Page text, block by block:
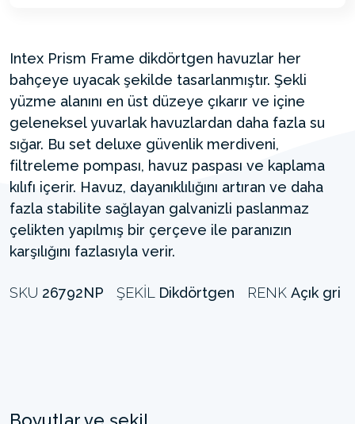
Intex Prism Frame dikdörtgen havuzlar her
bahçeye uyacak şekilde tasarlanmıştır. Şekli
yüzme alanını en üst düzeye çıkarır ve içine
geleneksel yuvarlak havuzlardan daha fazla su
sığar. Bu set deluxe güvenlik merdiveni,
filtreleme pompası, havuz paspası ve kaplama
kılıfı içerir. Havuz, dayanıklılığını artıran ve daha
fazla stabilite sağlayan galvanizli paslanmaz
çelikten yapılmış bir çerçeve ile paranızın
karşılığını fazlasıyla verir.
SKU 26792NP ŞEKIL Dikdörtgen RENK Açık gri